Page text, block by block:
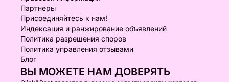
Партнеры
Присоединяйтесь к нам!
Индексация и ранжирование объявлений
Политика разрешения споров
Политика управления отзывами
Блог
ВЫ МОЖЕТЕ НАМ ДОВЕРЯТЬ